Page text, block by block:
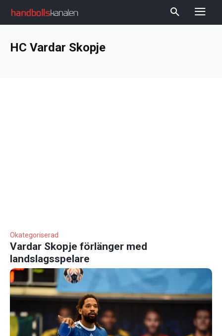
HC Vardar Skopje
Okategoriserad
Vardar Skopje förlänger med
landslagsspelare